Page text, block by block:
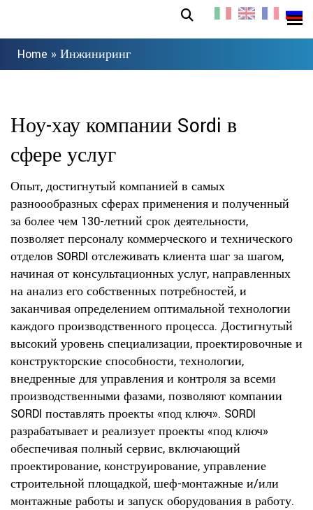
Home » Инжиниринг
Ноу-хау компании Sordi в
сфере услуг
Опыт, достигнутый компанией в самых
разноообразных сферах применения и полученный
за более чем 130-летний срок деятельности,
позволяет персоналу коммерческого и технического
отделов SORDI отслеживать клиента шаг за шагом,
начиная от консультационных услуг, направленных
на анализ его собственных потребностей, и
заканчивая определением оптимальной технологии
каждого производственного процесса. Достигнутый
высокий уровень специализации, проектировочные и
конструкторские способности, технологии,
внедренные для управления и контроля за всеми
производственными фазами, позволяют компании
SORDI поставлять проекты «под ключ». SORDI
разрабатывает и реализует проекты «под ключ»
обеспечивая полный сервис, включающий
проектирование, конструирование, управление
строительной площадкой, шеф-монтажные и/или
монтажные работы и запуск оборудования в работу.